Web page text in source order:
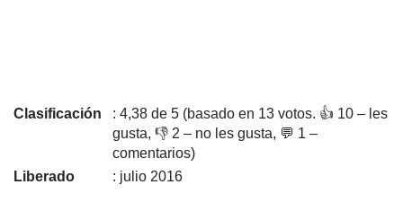
Clasificación
: 4,38 de 5 (basado en 13 votos. 👍 10 – les
gusta, 👎 2 – no les gusta, 💬 1 –
comentarios)
Liberado
: julio 2016